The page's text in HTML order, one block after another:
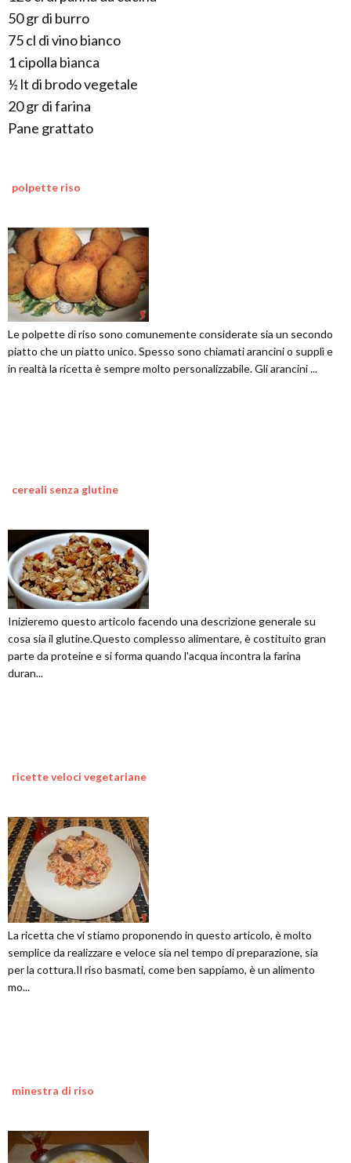
50 gr di burro
75 cl di vino bianco
1 cipolla bianca
½ lt di brodo vegetale
20 gr di farina
Pane grattato
polpette riso
Le polpette di riso sono comunemente considerate sia un secondo
piatto che un piatto unico. Spesso sono chiamati arancini o supplì e
in realtà la ricetta è sempre molto personalizzabile. Gli arancini ...
cereali senza glutine
Inizieremo questo articolo facendo una descrizione generale su
cosa sia il glutine.Questo complesso alimentare, è costituito gran
parte da proteine e si forma quando l'acqua incontra la farina
duran...
ricette veloci vegetariane
La ricetta che vi stiamo proponendo in questo articolo, è molto
semplice da realizzare e veloce sia nel tempo di preparazione, sia
per la cottura.Il riso basmati, come ben sappiamo, è un alimento
mo...
minestra di riso